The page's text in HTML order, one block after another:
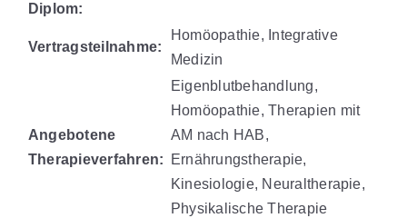
Diplom:
Vertragsteilnahme:
Homöopathie, Integrative
Medizin
Angebotene
Therapieverfahren:
Eigenblutbehandlung,
Homöopathie, Therapien mit
AM nach HAB,
Ernährungstherapie,
Kinesiologie, Neuraltherapie,
Physikalische Therapie